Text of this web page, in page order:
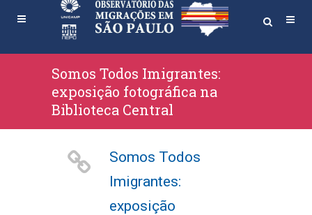
Somos Todos Imigrantes:
exposição fotográfica na
Biblioteca Central
Somos Todos
Imigrantes:
exposição